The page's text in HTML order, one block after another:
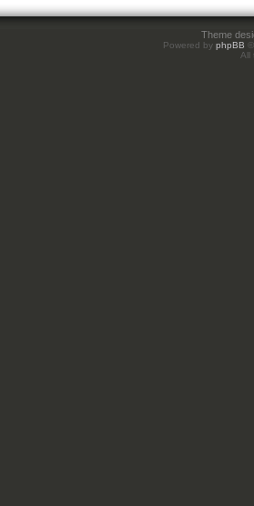
Theme
Powered by phpBB
All